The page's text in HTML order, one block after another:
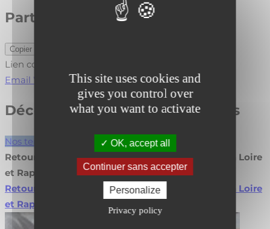
This site uses cookies and
gives you control over
what you want to activate
OK, accept all
Continuer sans accepter
Personalize
Privacy policy
Partager cet article
Copier le lien
Lien copié !
Email WhatsApp LinkedIn
Découvrez nos autres actualités
Nos temps forts
Retour sur l’Assemblée Générale Fibois Pays de la Loire
et Rapport d’Activité 2026
Retour sur l’Assemblée Générale Fibois Pays de la Loire
et Rapport d’Activité 2026